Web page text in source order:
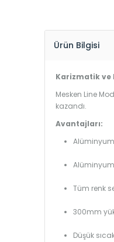
Ürün Bilgisi
Karizmatik ve
Mesken Line
kazandı.
Avantajları:
Alüminyum
Tüm renk
300mm
Düşük